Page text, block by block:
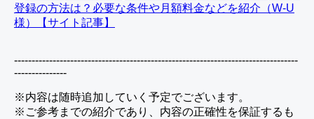
登録の方法は？必要な条件や月額料金などを紹介（W-U
様）【サイト記事】
---------------------------------------------------------------------------------
---------------
※内容は随時追加していく予定でございます。
※ご参考までの紹介であり、内容の正確性を保証するも